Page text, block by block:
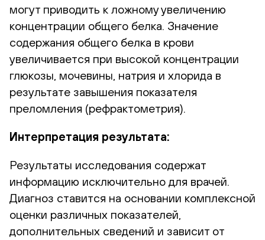
могут приводить к ложному увеличению
концентрации общего белка. Значение
содержания общего белка в крови
увеличивается при высокой концентрации
глюкозы, мочевины, натрия и хлорида в
результате завышения показателя
преломления (рефрактометрия).
Интерпретация результата:
Результаты исследования содержат
информацию исключительно для врачей.
Диагноз ставится на основании комплексной
оценки различных показателей,
дополнительных сведений и зависит от